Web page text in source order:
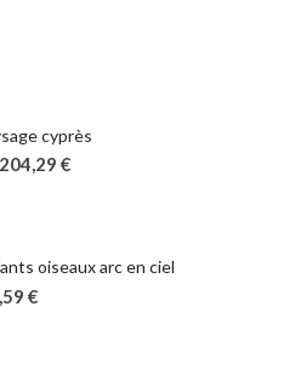
cyprès
204,29 €
oiseaux arc en ciel
€